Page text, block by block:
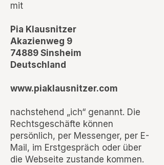
mit
Pia Klausnitzer
Akazienweg 9
74889 Sinsheim
Deutschland
www.piaklausnitzer.com
nachstehend „ich“ genannt. Die
Rechtsgeschäfte können
persönlich, per Messenger, per E-
Mail, im Erstgespräch oder über
die Webseite zustande kommen.